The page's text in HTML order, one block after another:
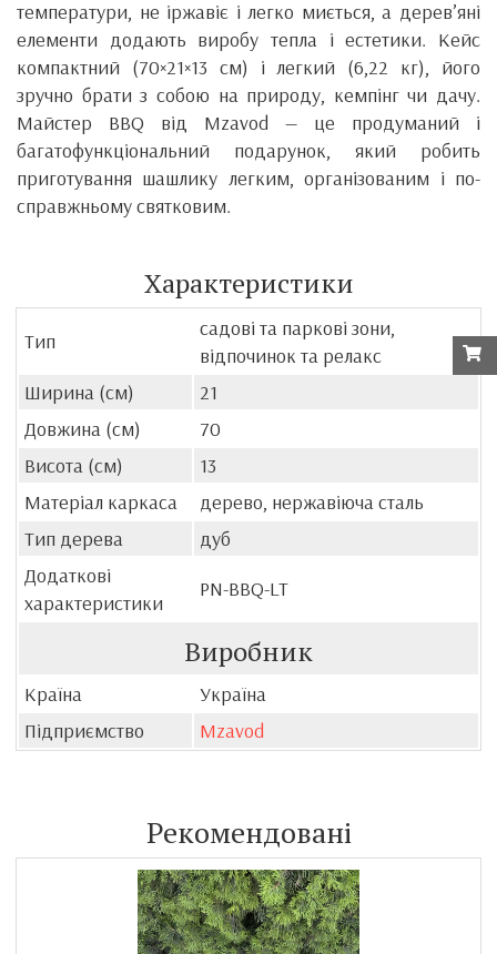
температури, не іржавіє і легко миється, а дерев’яні
елементи додають виробу тепла і естетики. Кейс
компактний (70×21×13 см) і легкий (6,22 кг), його
зручно брати з собою на природу, кемпінг чи дачу.
Майстер BBQ від Mzavod — це продуманий і
багатофункціональний подарунок, який робить
приготування шашлику легким, організованим і по-
справжньому святковим.
Характеристики
Тип
садові та паркові зони,
відпочинок та релакс
Ширина (см)
21
Довжина (см)
70
Висота (см)
13
Матеріал каркаса
дерево, нержавіюча сталь
Тип дерева
дуб
Додаткові
характеристики
PN-BBQ-LT
Виробник
Країна
Україна
Підприємство
Mzavod
Рекомендовані